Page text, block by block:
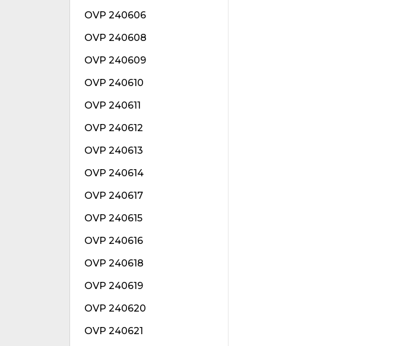
OVP 240606
OVP 240608
OVP 240609
OVP 240610
OVP 240611
OVP 240612
OVP 240613
OVP 240614
OVP 240617
OVP 240615
OVP 240616
OVP 240618
OVP 240619
OVP 240620
OVP 240621